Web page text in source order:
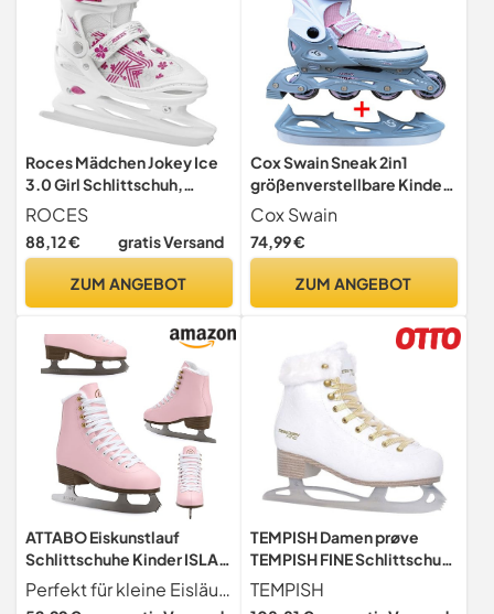
Roces Mädchen Jokey Ice
3.0 Girl Schlittschuh,
white-pink, 30-33 EU
ROCES
88,12 € gratis Versand
ZUM ANGEBOT
Cox Swain Sneak 2in1
größenverstellbare Kinder
Inline Skates und
Schlittschuhe mit PU
Gummirollen sowie ABEC 5
36)
Cox Swain
74,99 €
ZUM ANGEBOT
ATTABO Eiskunstlauf
Schlittschuhe Kinder ISLA
Rosa Größe 31 EU
Edelstahlkufe Ideal für
Perfekt für kleine Eisläufer Die ATTABO ISLA Kinderschlittschuhe sind ideal für Kinder, die das Eislaufen erlernen oder ihre Fähigkeiten verbessern möchten. Sie vereinen Sicherheit, Stabilität und Spaß auf dem Eis.
TEMPISH Damen prøve
TEMPISH FINE Schlittschuh
Damen mit Kunstfell
Eiskunstlauf Freizeit
TEMPISH